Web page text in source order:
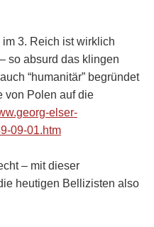
3. Reich ist wirklich
so absurd das klingen
“humanitär” begründet
von Polen auf die
elser-
09-01.htm
– mit dieser
heutigen Bellizisten also